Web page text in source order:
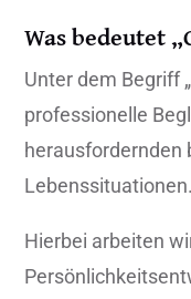
Was bedeutet
Unter dem Begriff
professionelle
herausfordernden
Lebenssituationen.
Hierbei arbeiten